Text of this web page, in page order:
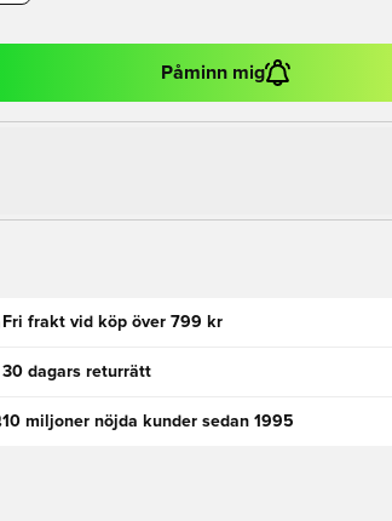
Påminn mig
Fri frakt vid köp över 799 kr
30 dagars returrätt
10 miljoner nöjda kunder sedan 1995